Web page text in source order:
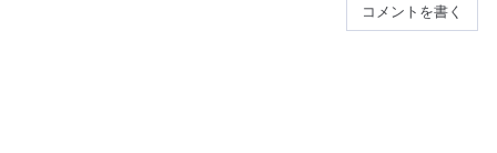
コメントを書く